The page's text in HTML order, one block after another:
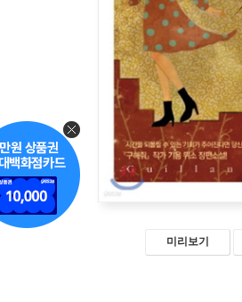
미리보기